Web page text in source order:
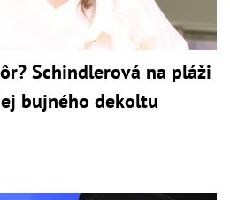
Schindlerová na pláži
bujného dekoltu